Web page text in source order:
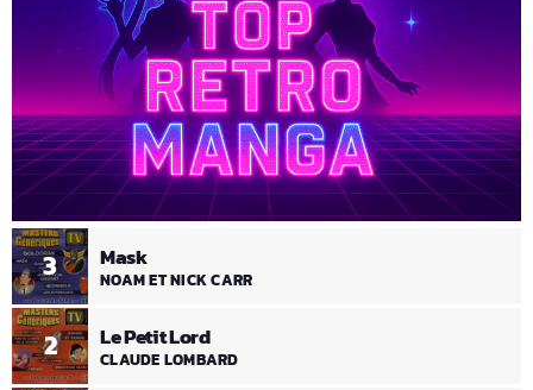
2 Le Petit Lord
CLAUDE LOMBARD
3 Mask
NOAM ET NICK CARR